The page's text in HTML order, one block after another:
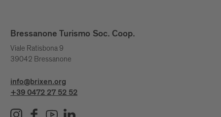
Bressanone Turismo Soc. Coop.
Viale Ratisbona 9
39042 Bressanone
info@brixen.org
+39 0472 27 52 52